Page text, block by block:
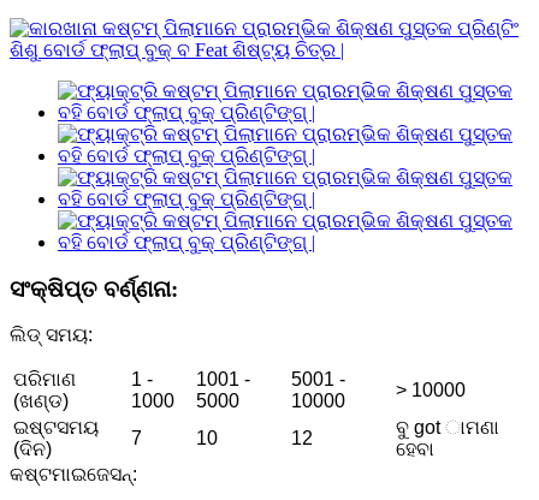
ସଂକ୍ଷିପ୍ତ ବର୍ଣ୍ଣନା:
ଲିଡ୍ ସମୟ:
ପରିମାଣ
(ଖଣ୍ଡ)
1 -
1000
1001 -
5000
5001 -
10000
> 10000
ଇଷ୍ଟସମୟ
(ଦିନ)
7 10 12
ବୁ got ାମଣା
ହେବା
କଷ୍ଟମାଇଜେସନ୍: